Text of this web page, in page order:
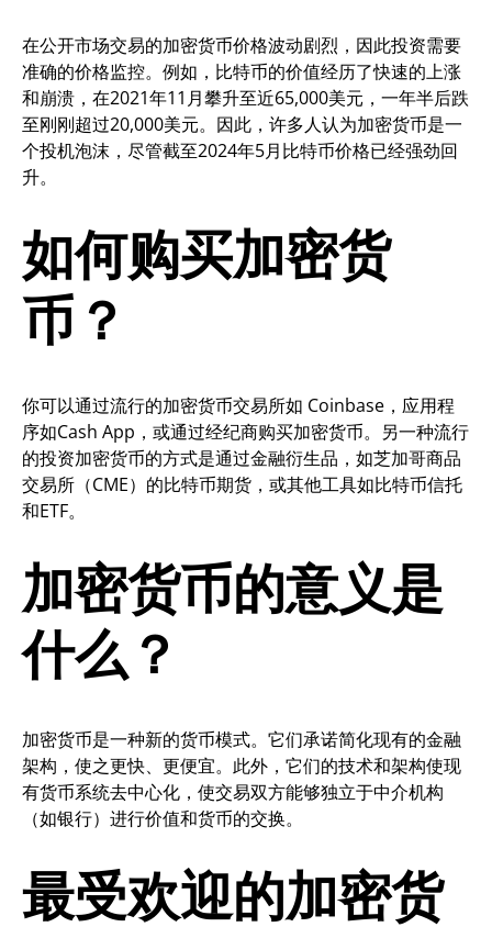
在公开市场交易的加密货币价格波动剧烈，因此投资需要
准确的价格监控。例如，比特币的价值经历了快速的上涨
和崩溃，在2021年11月攀升至近65,000美元，一年半后跌
至刚刚超过20,000美元。因此，许多人认为加密货币是一
个投机泡沫，尽管截至2024年5月比特币价格已经强劲回
升。
如何购买加密货
币？
你可以通过流行的加密货币交易所如 Coinbase，应用程
序如Cash App，或通过经纪商购买加密货币。另一种流行
的投资加密货币的方式是通过金融衍生品，如芝加哥商品
交易所（CME）的比特币期货，或其他工具如比特币信托
和ETF。
加密货币的意义是
什么？
加密货币是一种新的货币模式。它们承诺简化现有的金融
架构，使之更快、更便宜。此外，它们的技术和架构使现
有货币系统去中心化，使交易双方能够独立于中介机构
（如银行）进行价值和货币的交换。
最受欢迎的加密货